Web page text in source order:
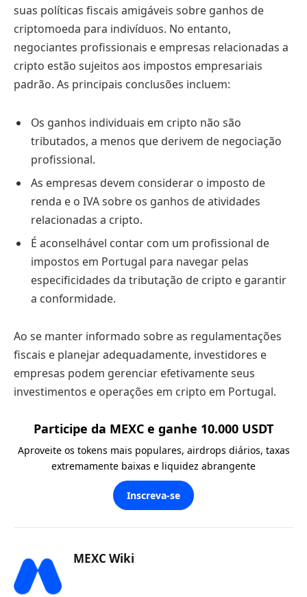
suas políticas fiscais amigáveis sobre ganhos de
criptomoeda para indivíduos. No entanto,
negociantes profissionais e empresas relacionadas a
cripto estão sujeitos aos impostos empresariais
padrão. As principais conclusões incluem:
Os ganhos individuais em cripto não são
tributados, a menos que derivem de negociação
profissional.
As empresas devem considerar o imposto de
renda e o IVA sobre os ganhos de atividades
relacionadas a cripto.
É aconselhável contar com um profissional de
impostos em Portugal para navegar pelas
especificidades da tributação de cripto e garantir
a conformidade.
Ao se manter informado sobre as regulamentações
fiscais e planejar adequadamente, investidores e
empresas podem gerenciar efetivamente seus
investimentos e operações em cripto em Portugal.
Participe da MEXC e ganhe 10.000 USDT
Aproveite os tokens mais populares, airdrops diários, taxas
extremamente baixas e liquidez abrangente
Inscreva-se
MEXC Wiki